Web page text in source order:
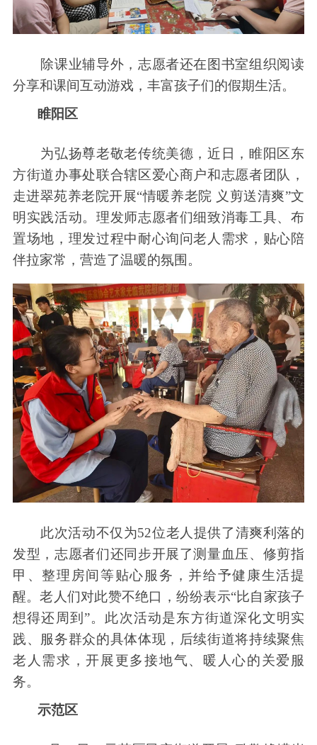
除课业辅导外，志愿者还在图书室组织阅读
分享和课间互动游戏，丰富孩子们的假期生活。
睢阳区
为弘扬尊老敬老传统美德，近日，睢阳区东
方街道办事处联合辖区爱心商户和志愿者团队，
走进翠苑养老院开展“情暖养老院 义剪送清爽”文
明实践活动。理发师志愿者们细致消毒工具、布
置场地，理发过程中耐心询问老人需求，贴心陪
伴拉家常，营造了温暖的氛围。
此次活动不仅为52位老人提供了清爽利落的
发型，志愿者们还同步开展了测量血压、修剪指
甲、整理房间等贴心服务，并给予健康生活提
醒。老人们对此赞不绝口，纷纷表示“比自家孩子
想得还周到”。此次活动是东方街道深化文明实
践、服务群众的具体体现，后续街道将持续聚焦
老人需求，开展更多接地气、暖人心的关爱服
务。
示范区